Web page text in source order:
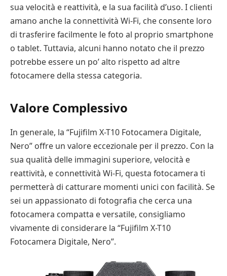
sua velocità e reattività, e la sua facilità d’uso. I clienti
amano anche la connettività Wi-Fi, che consente loro
di trasferire facilmente le foto al proprio smartphone
o tablet. Tuttavia, alcuni hanno notato che il prezzo
potrebbe essere un po’ alto rispetto ad altre
fotocamere della stessa categoria.
Valore Complessivo
In generale, la “Fujifilm X-T10 Fotocamera Digitale,
Nero” offre un valore eccezionale per il prezzo. Con la
sua qualità delle immagini superiore, velocità e
reattività, e connettività Wi-Fi, questa fotocamera ti
permetterà di catturare momenti unici con facilità. Se
sei un appassionato di fotografia che cerca una
fotocamera compatta e versatile, consigliamo
vivamente di considerare la “Fujifilm X-T10
Fotocamera Digitale, Nero”.